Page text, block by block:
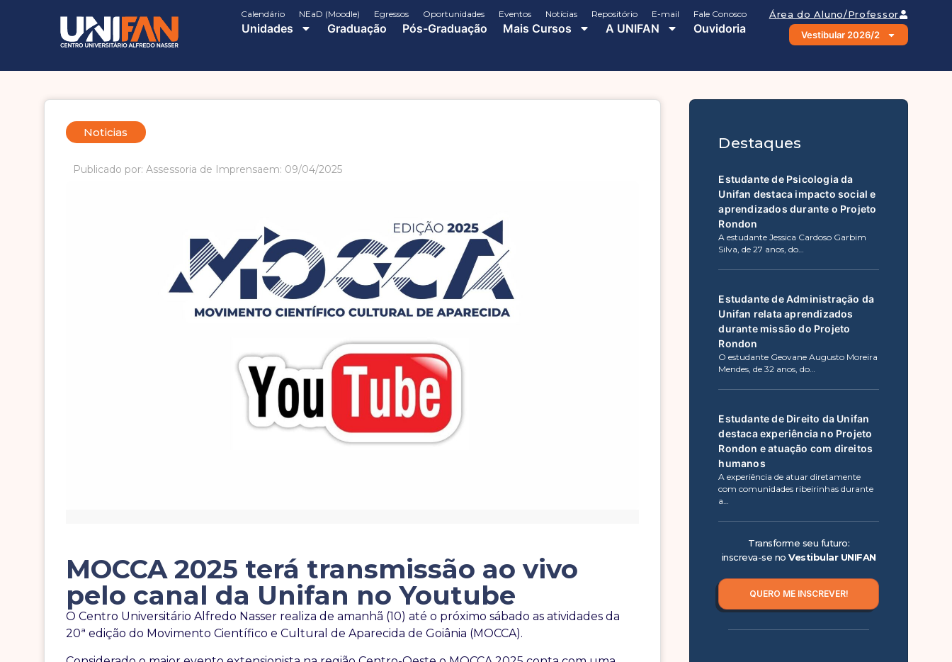
Calendário NEaD (Moodle) Egressos Oportunidades Eventos Notícias Repositório E-mail Fale Conosco
Unidades Graduação Pós-Graduação Mais Cursos A UNIFAN Ouvidoria
Área do Aluno/Professor
Vestibular 2026/2
Noticias
Publicado por: Assessoria de Imprensaem: 09/04/2025
MOCCA 2025 terá transmissão ao vivo
pelo canal da Unifan no Youtube
O Centro Universitário Alfredo Nasser realiza de amanhã (10) até o próximo sábado as atividades da
20ª edição do Movimento Científico e Cultural de Aparecida de Goiânia (MOCCA).
Destaques
Estudante de Psicologia da
Unifan destaca impacto social e
aprendizados durante o Projeto
Rondon
A estudante Jessica Cardoso Garbim
Silva, de 27 anos, do…
Estudante de Administração da
Unifan relata aprendizados
durante missão do Projeto
Rondon
O estudante Geovane Augusto Moreira
Mendes, de 32 anos, do…
Estudante de Direito da Unifan
destaca experiência no Projeto
Rondon e atuação com direitos
humanos
A experiência de atuar diretamente
com comunidades ribeirinhas durante
a…
Transforme seu futuro:
inscreva-se noVestibular UNIFAN
QUERO ME INSCREVER!